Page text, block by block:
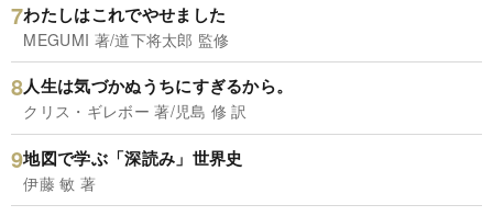
わたしはこれでやせました
MEGUMI 著/道下将太郎 監修
人生は気づかぬうちにすぎるから。
クリス・ギレボー 著/児島 修 訳
地図で学ぶ「深読み」世界史
伊藤 敏 著